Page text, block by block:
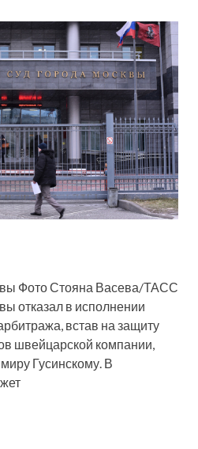
Фото Стояна Васева/ТАСС
отказал в исполнении
встав на защиту
швейцарской компании,
Гусинскому. В